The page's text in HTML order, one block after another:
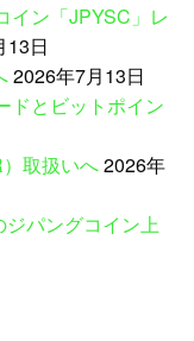
イン「JPYSC」レ
13日
2026年7月13日
ドとビットポイン
取扱いへ2026年
パングコイン上